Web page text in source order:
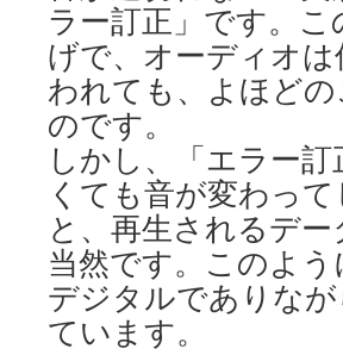
ラー訂正」です。
げで、オーディオ
われても、よほど
のです。
しかし、「エラー
くても音が変わっ
と、再生されるデ
当然です。このよ
デジタルでありな
ています。